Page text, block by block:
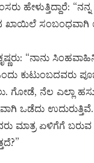
ಹೇಳುತ್ತಿದ್ದಾರೆ:
ಸಂಬಂಧವಾಗಿ
“ನಾನು
ಕುಟುಂಬದವರು
ಗೋಡೆ, ನೆಲ ಎಲ್ಲಾ
ಒಡೆದು
ಮಾತ್ರ ಏಳಿಗೆಗೆ ಬರುವ